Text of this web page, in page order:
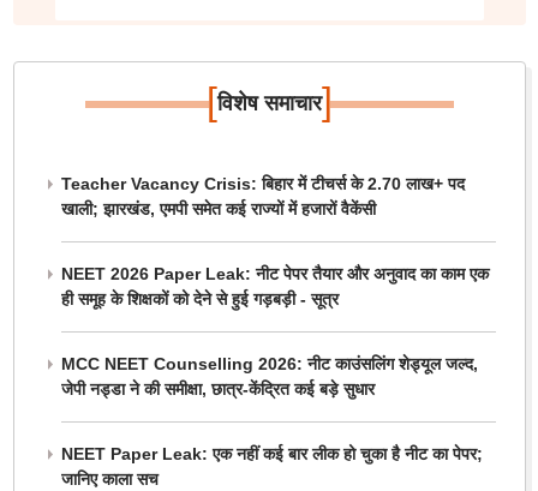
[विशेष समाचार]
Teacher Vacancy Crisis: बिहार में टीचर्स के 2.70 लाख+ पद
खाली; झारखंड, एमपी समेत कई राज्यों में हजारों वैकेंसी
NEET 2026 Paper Leak: नीट पेपर तैयार और अनुवाद का काम एक
ही समूह के शिक्षकों को देने से हुई गड़बड़ी - सूत्र
MCC NEET Counselling 2026: नीट काउंसलिंग शेड्यूल जल्द,
जेपी नड्डा ने की समीक्षा, छात्र-केंद्रित कई बड़े सुधार
NEET Paper Leak: एक नहीं कई बार लीक हो चुका है नीट का पेपर;
जानिए काला सच